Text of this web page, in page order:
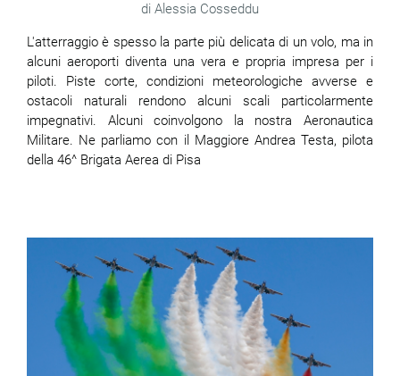
Alessia Cosseddu
L'atterraggio è spesso la parte più delicata di un volo, ma in
alcuni aeroporti diventa una vera e propria impresa per i
piloti. Piste corte, condizioni meteorologiche avverse e
ostacoli naturali rendono alcuni scali particolarmente
impegnativi. Alcuni coinvolgono la nostra Aeronautica
Militare. Ne parliamo con il Maggiore Andrea Testa, pilota
della 46^ Brigata Aerea di Pisa